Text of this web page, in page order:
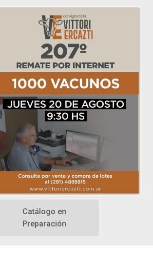
Catálogo en
Preparación